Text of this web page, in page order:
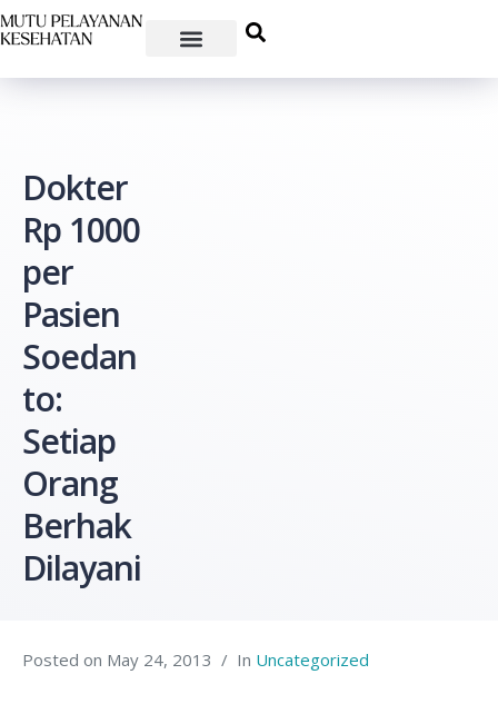
Dokter
Rp 1000
per
Pasien
Soedan
to:
Setiap
Orang
Berhak
Dilayani
Posted on May 24, 2013 In Uncategorized